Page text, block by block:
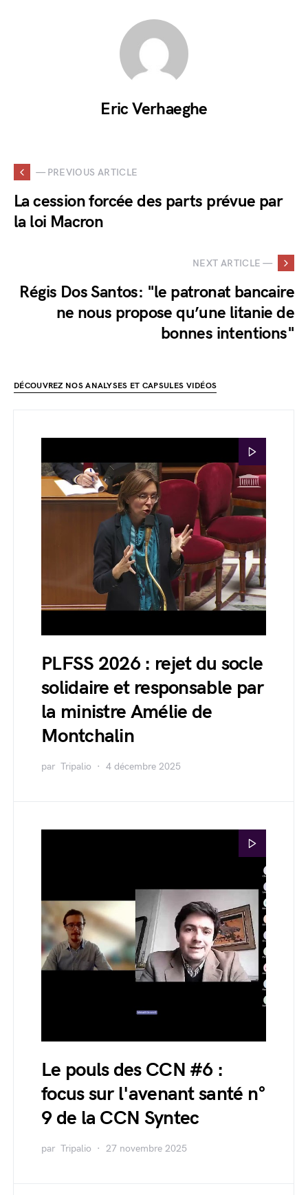
Eric Verhaeghe
— PREVIOUS ARTICLE
La cession forcée des parts prévue par
la loi Macron
NEXT ARTICLE —
Régis Dos Santos: "le patronat bancaire
ne nous propose qu’une litanie de
bonnes intentions"
DÉCOUVREZ NOS ANALYSES ET CAPSULES VIDÉOS
PLFSS 2026 : rejet du socle
solidaire et responsable par
la ministre Amélie de
Montchalin
par Tripalio 4 décembre 2025
Le pouls des CCN #6 :
focus sur l'avenant santé n°
9 de la CCN Syntec
par Tripalio 27 novembre 2025